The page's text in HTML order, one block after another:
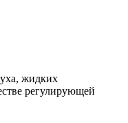
жидких
регулирующей